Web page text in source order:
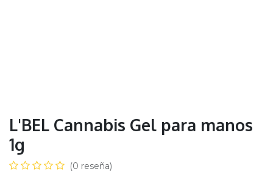
L'BEL Cannabis Gel para manos
1g
(0 reseña)